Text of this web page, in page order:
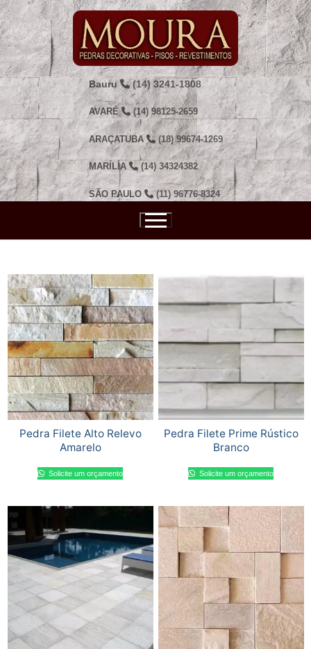
Pular
para
o
conteúdo
Bauru (14) 3241-1808
AVARÉ (14) 98125-2659
ARAÇATUBA (18) 99674-1269
MARÍLIA (14) 34324382
SÃO PAULO (11) 96776-8324
Pedra Filete Alto Relevo
Amarelo
Solicite um orçamento
Pedra Filete Prime Rústico
Branco
Solicite um orçamento